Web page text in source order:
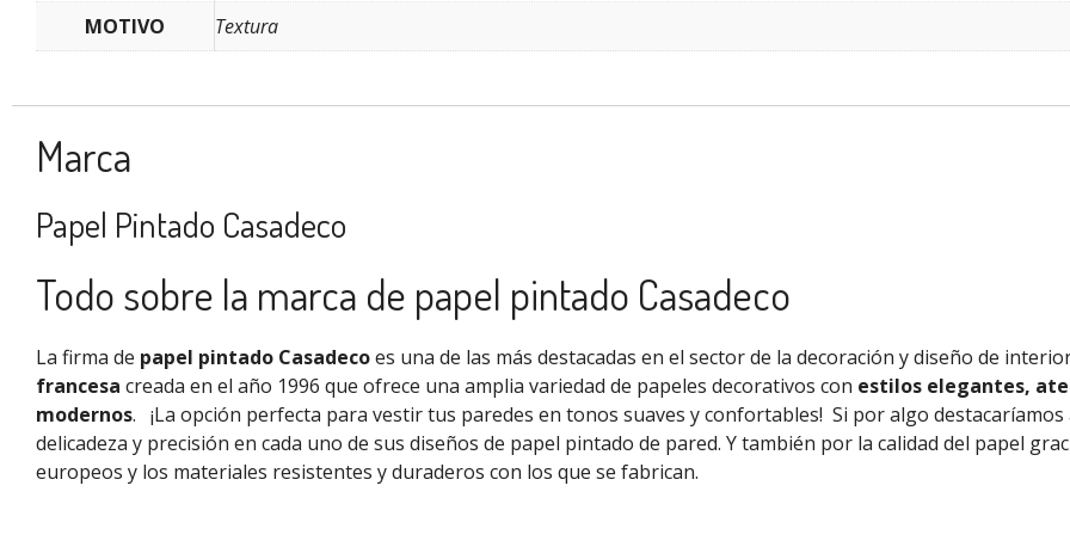
MOTIVO
Textura
Marca
Papel Pintado Casadeco
Todo sobre la marca de papel pintado Casadeco
La firma de papel pintado Casadecoes una de las más destacadas en el sector de la decoración y diseño de
francesa creada en el año 1996 que ofrece una amplia variedad de papeles decorativos con estilos elegantes,
modernos. ¡La opción perfecta para vestir tus paredes en tonos suaves y confortables! Si por algo destacaríamos
delicadeza y precisión en cada uno de sus diseños de papel pintado de pared. Ytambién por la calidad del papel
europeos y los materiales resistentes y duraderos con los que se fabrican.